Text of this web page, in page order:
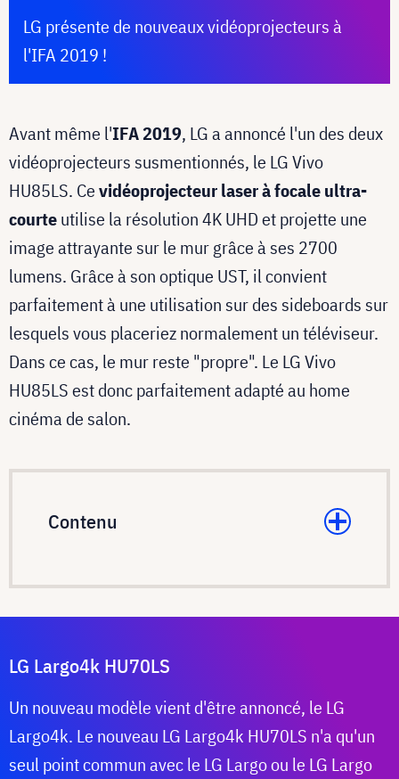
LG présente de nouveaux vidéoprojecteurs à
l'IFA 2019 !
Avant même l'IFA 2019, LG a annoncé l'un des deux
vidéoprojecteurs susmentionnés, le LG Vivo
HU85LS. Cevidéoprojecteur laser à focale ultra-
courteutilise la résolution 4K UHD et projette une
image attrayante sur le mur grâce à ses 2700
lumens. Grâce à son optique UST, il convient
parfaitement à une utilisation sur des sideboards sur
lesquels vous placeriez normalement un téléviseur.
Dans ce cas, le mur reste "propre". Le LG Vivo
HU85LS est donc parfaitement adapté au home
cinéma de salon.
Contenu
LG Largo4k HU70LS
Un nouveau modèle vient d'être annoncé, le LG
Largo4k. Le nouveau LG Largo4k HU70LS n'a qu'un
seul point commun avec le LG Largo ou le LG Largo